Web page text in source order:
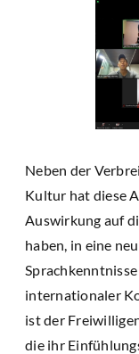
Neben der
Kultur hat diese
Auswirkung auf
haben, in eine
internationaler
ist der
die ihr